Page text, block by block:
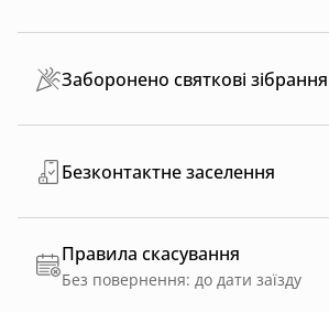
Заборонено святкові зібрання
Безконтактне заселення
Правила скасування
Без повернення: до дати заїзду